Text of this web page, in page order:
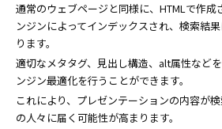
通常のウェブページと同様に、HTMLで作成
ンジンによってインデックスされ、検索結
ります。
適切なメタタグ、見出し構造、alt属性など
ンジン最適化を行うことができます。
これにより、プレゼンテーションの内容が
の人々に届く可能性が高まります。